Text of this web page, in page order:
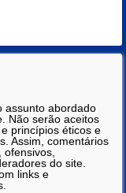
assunto abordado
Não serão aceitos
princípios éticos e
Assim, comentários
ofensivos,
do site.
links e